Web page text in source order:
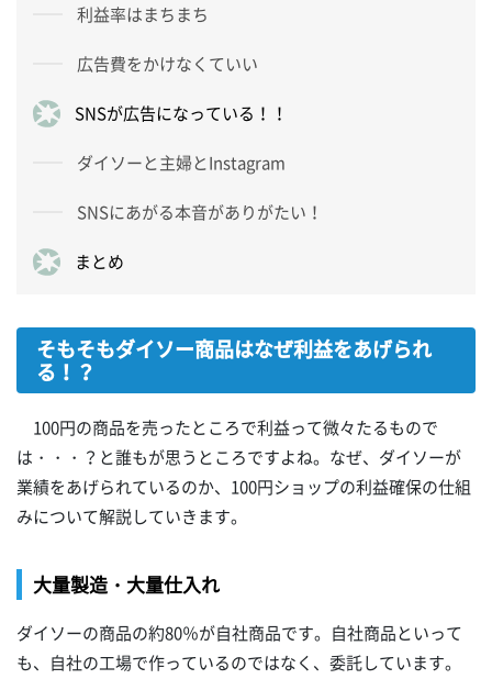
利益率はまちまち
広告費をかけなくていい
SNSが広告になっている！！
ダイソーと主婦とInstagram
SNSにあがる本音がありがたい！
まとめ
そもそもダイソー商品はなぜ利益をあげられ
る！？
100円の商品を売ったところで利益って微々たるもので
は・・・？と誰もが思うところですよね。なぜ、ダイソーが
業績をあげられているのか、100円ショップの利益確保の仕組
みについて解説していきます。
大量製造・大量仕入れ
ダイソーの商品の約80％が自社商品です。自社商品といって
も、自社の工場で作っているのではなく、委託しています。